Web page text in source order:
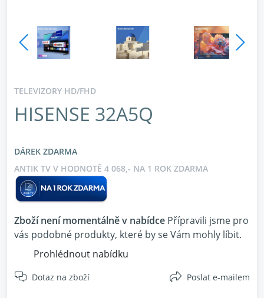
TELEVIZORY HD/FHD
HISENSE 32A5Q
DÁREK ZDARMA
ANTIK TV V HODNOTĚ 4 068,- NA 1 ROK ZDARMA
Zboží není momentálně v nabídce Přípravili jsme pro
vás podobné produkty, které by se Vám mohly líbit.
Prohlédnout nabídku
Dotaz na zboží Poslat e-mailem